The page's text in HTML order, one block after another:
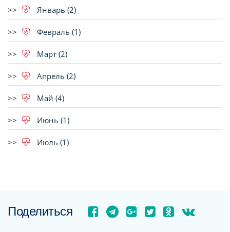
Январь (2)
Февраль (1)
Март (2)
Апрель (2)
Май (4)
Июнь (1)
Июль (1)
Поделиться